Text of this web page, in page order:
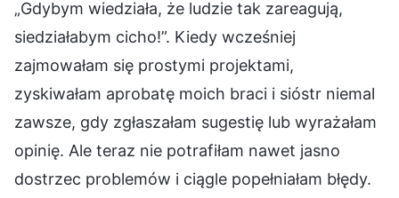
„Gdybym wiedziała, że ludzie tak zareagują,
siedziałabym cicho!”. Kiedy wcześniej
zajmowałam się prostymi projektami,
zyskiwałam aprobatę moich braci i sióstr niemal
zawsze, gdy zgłaszałam sugestię lub wyrażałam
opinię. Ale teraz nie potrafiłam nawet jasno
dostrzec problemów i ciągle popełniałam błędy.